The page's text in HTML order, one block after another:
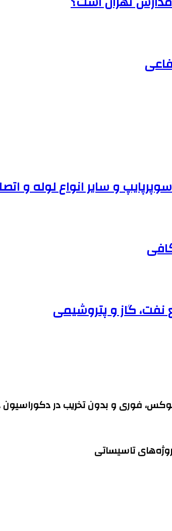
لوکس، فوری و بدون تخریب در
تاسیساتی